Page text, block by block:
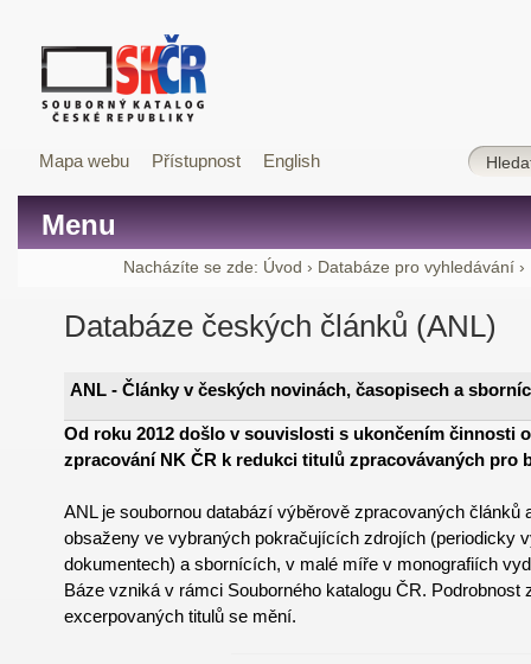
Mapa webu Přístupnost English
Menu
Nacházíte se zde: Úvod › Databáze pro vyhledávání ›
Databáze českých článků (ANL)
ANL - Články v českých novinách, časopisech a
Od roku 2012 došlo v souvislosti s ukončením činnosti
zpracování NK ČR k redukci titulů zpracovávaných pro
ANL je soubornou databází výběrově zpracovaných článků
obsaženy ve vybraných pokračujících zdrojích (periodicky
dokumentech) a sbornících, v malé míře v monografiích
Báze vzniká v rámci Souborného katalogu ČR. Podrobnost
excerpovaných titulů se mění.